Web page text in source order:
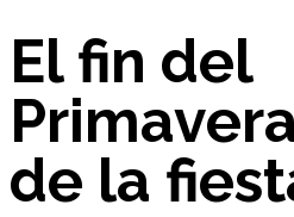
El fin del
de la